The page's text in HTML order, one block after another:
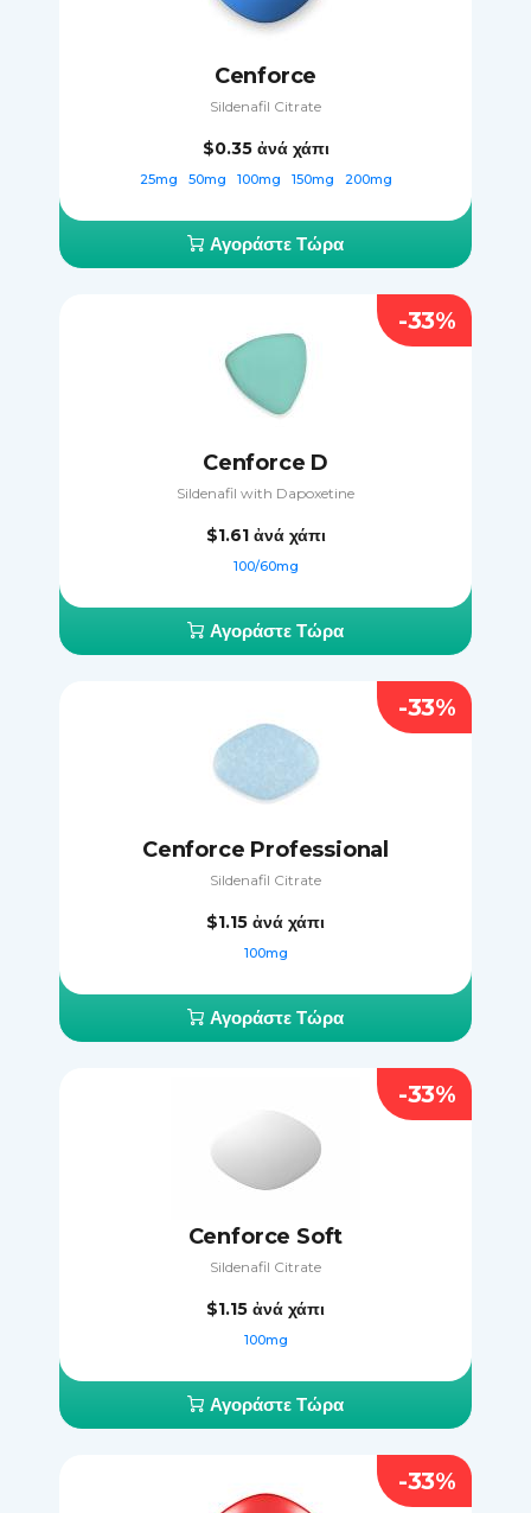
Cenforce
Sildenafil Citrate
$0.35 ἀνά χάπι
25mg 50mg 100mg 150mg 200mg
Αγοράστε Τώρα
Cenforce D
Sildenafil with Dapoxetine
$1.61 ἀνά χάπι
100/60mg
Αγοράστε Τώρα
-33%
Cenforce Professional
Sildenafil Citrate
$1.15 ἀνά χάπι
100mg
Αγοράστε Τώρα
-33%
Cenforce Soft
Sildenafil Citrate
$1.15 ἀνά χάπι
100mg
Αγοράστε Τώρα
-33%
-33%